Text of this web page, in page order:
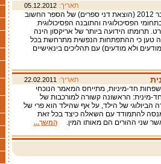
תאריך: 05.12.2012
לרגל ההוצאה המחודשת בעברית בדצמבר 2012 (הוצאת דני ספרים) של הספר החשוב
הפסיכולוגיה והתובנה הפסיכולוגית
תרומתו הידועה ביותר של אריקסון הינה
טען כי ההתפתחות הנפשית מתרחשת בכל
ולא מודעים) עם תהליכים בינאישיים
תאריך: 22.02.2011
חד-מיניות, מתייחס המאמר הנוכחי
מינית: הראשונה קשורה למורכבות של
הביולוגי של הילד, על אף שהילד הוא פרי של
להתמודד עם השאלה כיצד בכל זאת
שני ההורים הם מאותו המין.המשך...